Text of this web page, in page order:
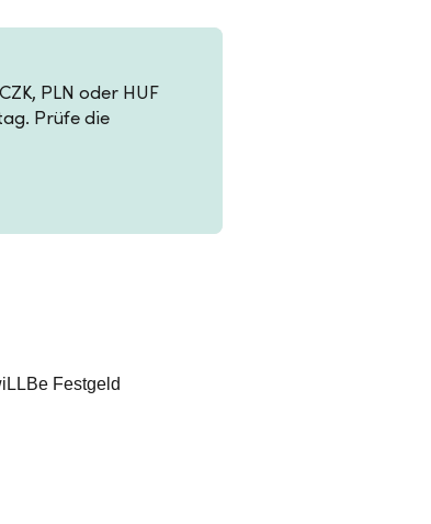
PLN oder HUF
Prüfe die